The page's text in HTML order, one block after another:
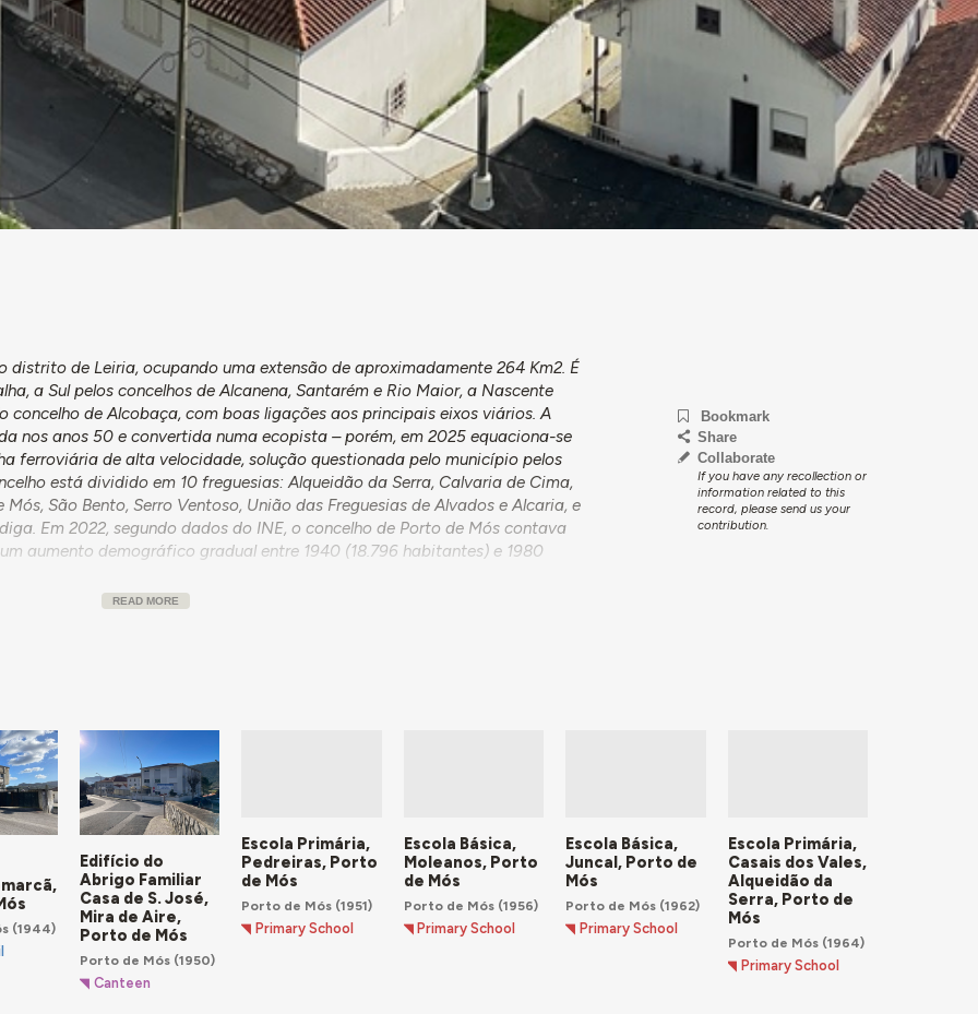
distrito de Leiria, ocupando uma extensão de aproximadamente 264 Km2. É
a Sul pelos concelhos de Alcanena, Santarém e Rio Maior, a Nascente
concelho de Alcobaça, com boas ligações aos principais eixos viários. A
nos anos 50 e convertida numa ecopista – porém, em 2025 equaciona-se
ferroviária de alta velocidade, solução questionada pelo município pelos
está dividido em 10 freguesias: Alqueidão da Serra, Calvaria de Cima,
São Bento, Serro Ventoso, União das Freguesias de Alvados e Alcaria, e
Em 2022, segundo dados do INE, o concelho de Porto de Mós contava
aumento demográfico gradual entre 1940 (18.796 habitantes) e 1980
e Candeeiros, com o seu parque natural, e pelo rio Lena, que permitiu a
do seu vale. Destacam-se, também, as grutas de Mira de Aire, que se
com fábricas de têxteis que atingiram o auge entre a década de 1960 e o
administrativos e de segurança na vila de Porto de Mós teve impulso
como comprovam oTribunal Judicial
do
posto da GNRe dacadeia comarcã
Centro Paroquial de Assistência do Juncal. Para além do problema
com apoios do Estado através da edificação doBairro do Carrascal,
para fins associativos culturais e desportivos, como as sedes das Casas do
Serra , asinstalações desportivas da União Recreativa Mirensee os
da Serra.
READ MORE
Bookmark
Share
Collaborate
If you have any recollection or
information related to this
record, please send us your
contribution.
(1944)
Edifício do
Abrigo Familiar
Casa de S. José,
Mira de Aire,
Porto de Mós
Porto de Mós (1950)
Canteen
Escola Primária,
Pedreiras, Porto
de Mós
Porto de Mós (1951)
Primary School
Escola Básica,
Moleanos, Porto
de Mós
Porto de Mós(1956)
Primary School
Escola Básica,
Juncal, Porto de
Mós
Porto de Mós (1962)
Primary School
Escola Primária,
Casais dos Vales,
Alqueidão da
Serra, Porto de
Mós
Porto de Mós(1964)
Primary School